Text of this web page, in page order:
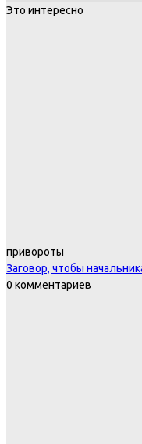
Это интересно
привороты
Заговор, чтобы
0 комментариев